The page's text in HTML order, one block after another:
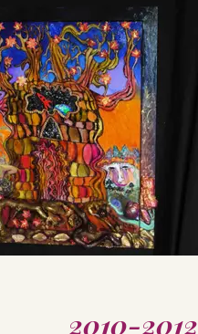
2010-2012